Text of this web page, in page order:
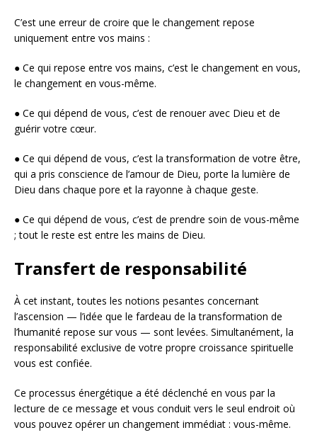
C’est une erreur de croire que le changement repose
uniquement entre vos mains :
● Ce qui repose entre vos mains, c’est le changement en vous,
le changement en vous-même.
● Ce qui dépend de vous, c’est de renouer avec Dieu et de
guérir votre cœur.
● Ce qui dépend de vous, c’est la transformation de votre être,
qui a pris conscience de l’amour de Dieu, porte la lumière de
Dieu dans chaque pore et la rayonne à chaque geste.
● Ce qui dépend de vous, c’est de prendre soin de vous-même
; tout le reste est entre les mains de Dieu.
Transfert de responsabilité
À cet instant, toutes les notions pesantes concernant
l’ascension — l’idée que le fardeau de la transformation de
l’humanité repose sur vous — sont levées. Simultanément, la
responsabilité exclusive de votre propre croissance spirituelle
vous est confiée.
Ce processus énergétique a été déclenché en vous par la
lecture de ce message et vous conduit vers le seul endroit où
vous pouvez opérer un changement immédiat : vous-même.